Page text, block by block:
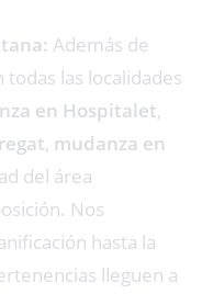
Además de
las localidades
en Hospitalet,
, mudanza en
del área
Nos
hasta la
lleguen a